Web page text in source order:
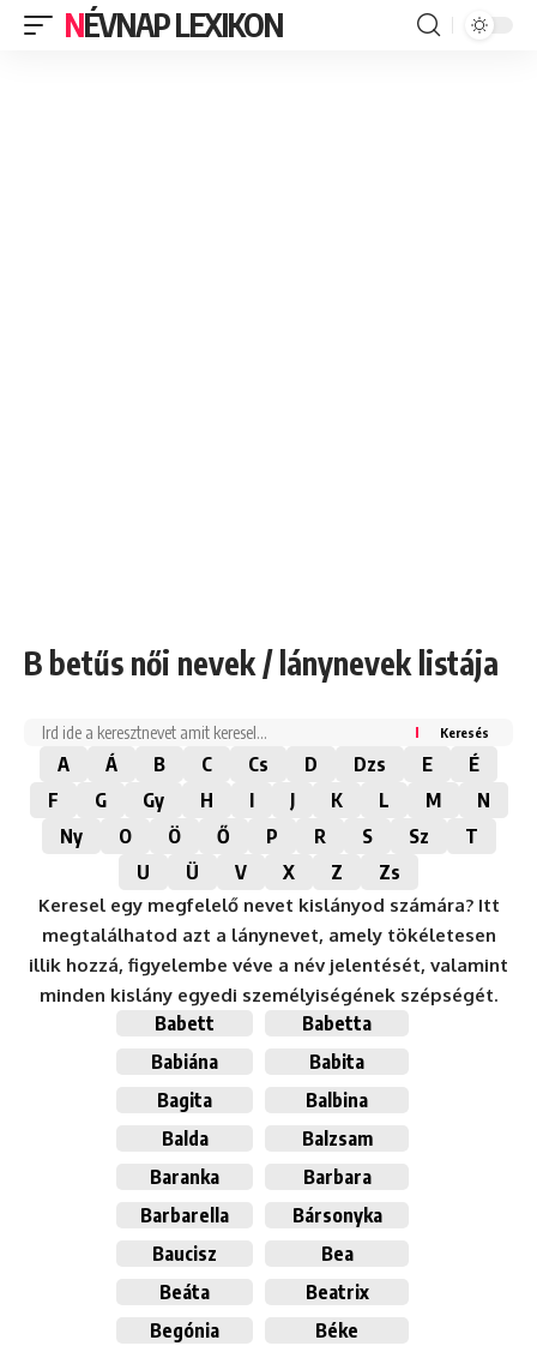
NÉVNAP LEXIKON
B betűs női nevek / lánynevek listája
Keresés
A Á B C Cs D Dzs E
É
F
G Gy H I J K L M
N
Ny
O Ö Ő P R S Sz
T
U
Ü V X Z Zs
Keresel egy megfelelő nevet kislányod számára? Itt
megtalálhatod azt a lánynevet, amely tökéletesen
illik hozzá, figyelembe véve a név jelentését, valamint
minden kislány egyedi személyiségének szépségét.
Babett
Babetta
Babiána
Babita
Bagita
Balbina
Balda
Balzsam
Baranka
Barbara
Barbarella
Bársonyka
Baucisz
Bea
Beáta
Beatrix
Begónia
Béke